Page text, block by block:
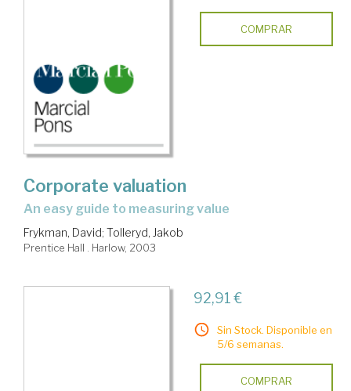
COMPRAR
Corporate valuation
an easy guide to measuring value
Frykman, David; Tolleryd, Jakob
Prentice Hall . Harlow, 2003
92,91 €
Sin Stock. Disponible en
5/6 semanas.
COMPRAR